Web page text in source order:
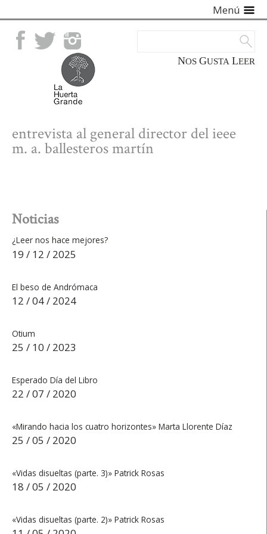
Facebook TwitterInstagram
NOS GUSTA LEER
Menú
entrevista al general director del ieee
m. a. ballesteros martín
Noticias
¿Leer nos hace mejores?
19 / 12 / 2025
El beso de Andrómaca
12 / 04 / 2024
Otium
25 / 10 / 2023
Esperado Día del Libro
22 / 07 / 2020
«Mirando hacia los cuatro horizontes» Marta Llorente Díaz
25 / 05 / 2020
«Vidas disueltas (parte. 3)» Patrick Rosas
18 / 05 / 2020
«Vidas disueltas (parte. 2)» Patrick Rosas